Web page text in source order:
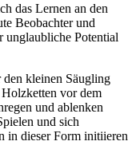
das Lernen an den
Beobachter und
unglaubliche Potential
kleinen Säugling
vor dem
und ablenken
und sich
in dieser Form initiieren